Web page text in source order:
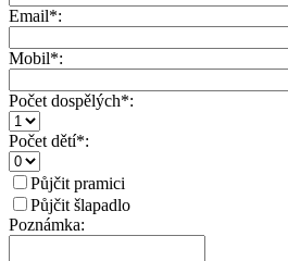
Email*:
Mobil*:
Počet dospělých*:
Počet dětí*:
Půjčit pramici
Půjčit šlapadlo
Poznámka: